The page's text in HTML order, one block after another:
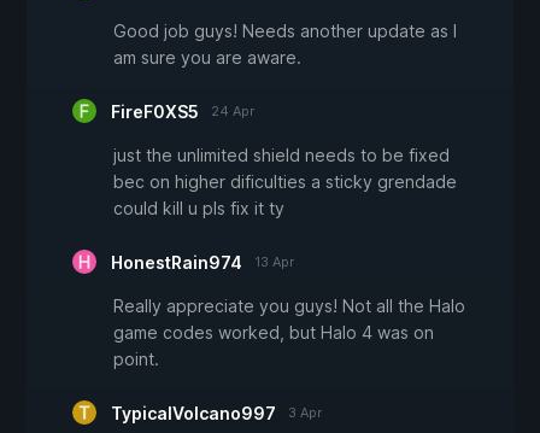
Good job guys! Needs another update as I
am sure you are aware.
FireF0XS5 24 Apr
just the unlimited shield needs to be fixed
bec on higher dificulties a sticky grendade
could kill u pls fix it ty
HonestRain974 13 Apr
Really appreciate you guys! Not all the Halo
game codes worked, but Halo 4 was on
point.
TypicalVolcano997 3 Apr